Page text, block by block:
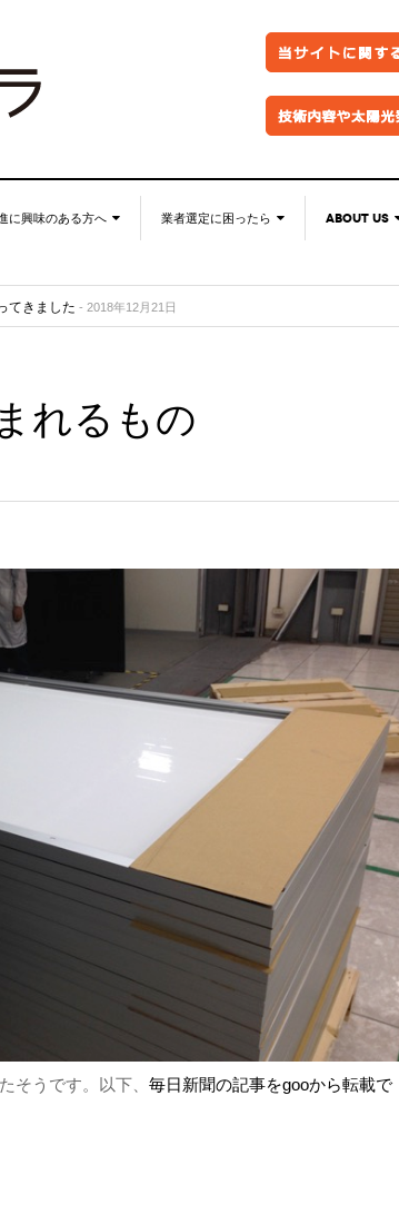
事例
に興味のある方へ
のか。
業者選定に困ったら
パネル
業務委託
機器レンタル
ABOUT US
てきました - 2018年12月21日
年会in名古屋を開催しました- 2018年12月18日
れるもの
そうです。以下、 毎日新聞の記事をgooから転載で